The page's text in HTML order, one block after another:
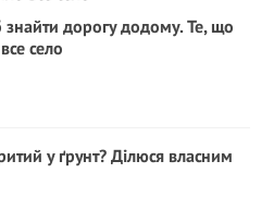
знайти дорогу додому. Те, що
село